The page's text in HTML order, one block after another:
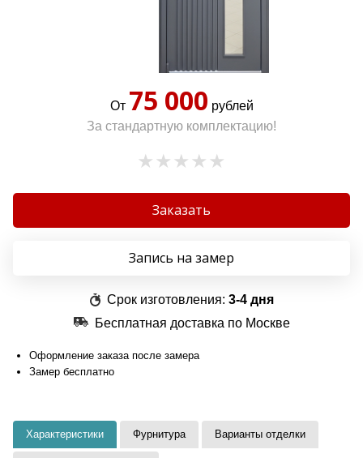
От 75 000 рублей
За стандартную комплектацию!
Заказать
Запись на замер
Срок изготовления: 3-4 дня
Бесплатная доставка по Москве
Оформление заказа после замера
Замер бесплатно
Характеристики Фурнитура Варианты отделки